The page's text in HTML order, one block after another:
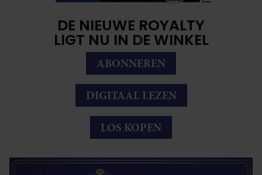
DE NIEUWE ROYALTY
LIGT NU IN DE WINKEL
ABONNEREN
DIGITAAL LEZEN
LOS KOPEN